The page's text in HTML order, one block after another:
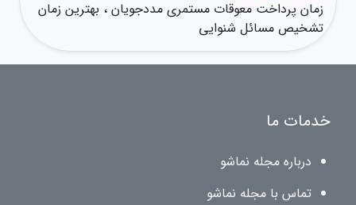
زمان پرداخت معوقات مستمری مددجویان ، بهترین زمان
تشخیص مسائل شنوایی
خدمات ما
درباره مجله نماشو
تماس با مجله نماشو